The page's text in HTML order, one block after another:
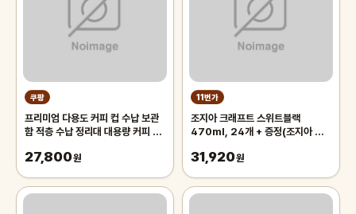
쿠팡
프리미엄 다용도 커피 컵 수납 보관
함 적층 수납 정리대 대용량 커피 트
27,800원
11번가
조지아 크래프트 스위트블랙
470ml, 24개 + 증정(조지아 미
31,920원